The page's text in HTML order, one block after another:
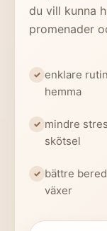
du vill kunna
promenader
enklare
hemma
mindre
skötsel
bättre
växer